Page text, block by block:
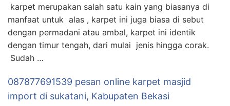
karpet merupakan salah satu kain yang biasanya di
manfaat untuk alas , karpet ini juga biasa di sebut
dengan permadani atau ambal, karpet ini identik
dengan timur tengah, dari mulai jenis hingga corak.
Sudah …
087877691539 pesan online karpet masjid
import di sukatani, Kabupaten Bekasi